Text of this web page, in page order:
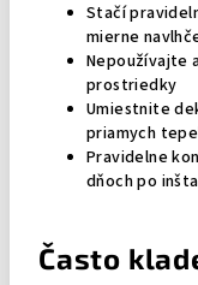
Stačí
mierne
Nepoužívajte
prostriedky
Umiestnite
priamych
Pravidelne
dňoch po
Často